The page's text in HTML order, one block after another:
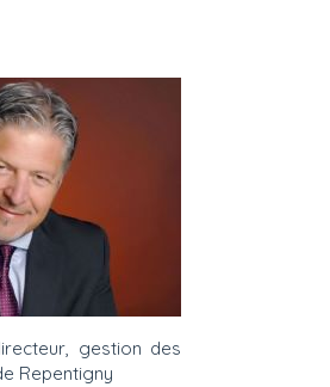
gestion des
Repentigny